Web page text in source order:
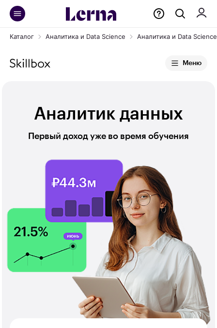
Каталог Аналитика и Data Science Аналитика и Data
Меню
Аналитик данных
Первый доход уже во время обучения